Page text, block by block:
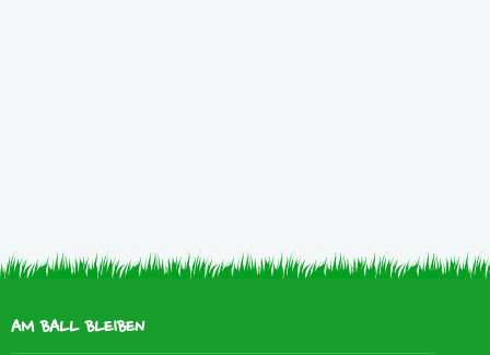
AM BALL BLEIBEN